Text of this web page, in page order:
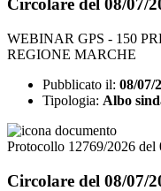
Circolare del 08/07/
WEBINAR GPS - 150
REGIONE MARCHE
Pubblicato il: 08/07/
Tipologia: Albo
Protocollo 12769/2026 del
Circolare del 08/07/